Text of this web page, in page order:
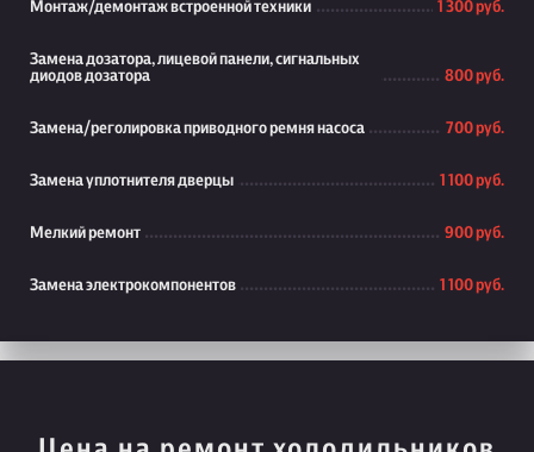
Монтаж/демонтаж встроенной техники 1 300 руб.
Замена дозатора, лицевой панели, сигнальных
диодов дозатора
800 руб.
Замена/реголировка приводного ремня насоса 700 руб.
Замена уплотнителя дверцы 1 100 руб.
Мелкий ремонт 900 руб.
Замена электрокомпонентов 1 100 руб.